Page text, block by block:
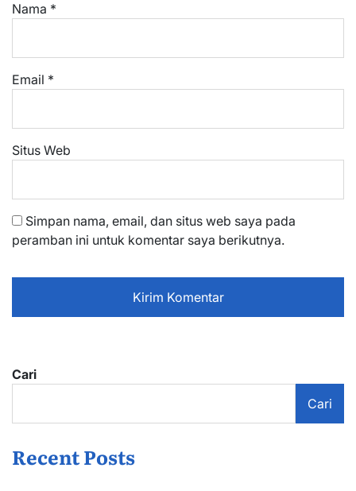
Nama *
Email *
Situs Web
Simpan nama, email, dan situs web saya pada
peramban ini untuk komentar saya berikutnya.
Cari
Cari
Recent Posts